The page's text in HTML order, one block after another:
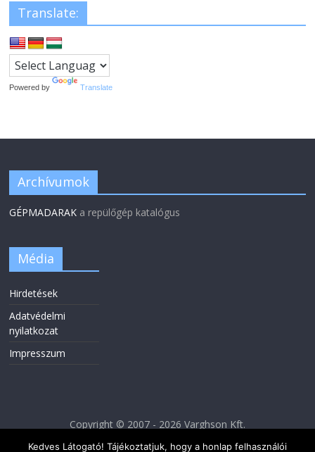
Translate:
Powered by Translate
Archívumok
GÉPMADARAK a repülőgép katalógus
Média
Hirdetések
Adatvédelmi
nyilatkozat
Impresszum
Copyright © 2007 - 2026 Varghson Kft.
Kedves Látogató! Tájékoztatjuk, hogy a honlap felhasználói